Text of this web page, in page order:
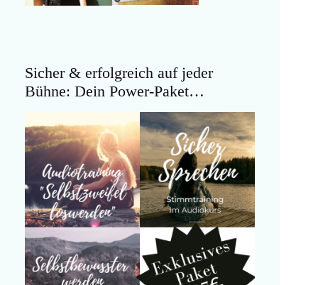
Sicher & erfolgreich auf jeder
Bühne: Dein Power-Paket…